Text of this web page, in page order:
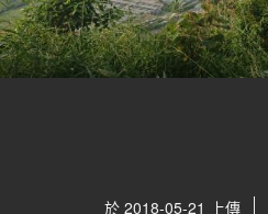
於 2018-05-21 上傳